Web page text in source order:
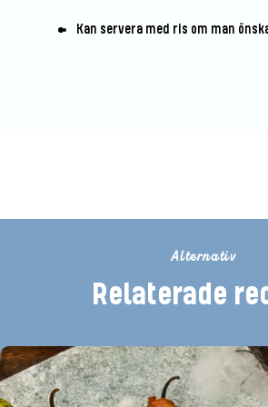
Kan servera med ris om man
Alternativ
Relaterade